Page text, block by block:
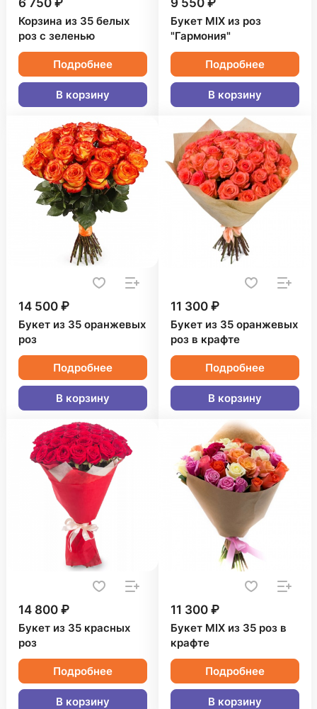
6 750 ₽
Корзина из 35 белых
роз с зеленью
Подробнее
В корзину
9 550 ₽
Букет MIX из роз
"Гармония"
Подробнее
В корзину
14 500 ₽
Букет из 35 оранжевых
роз
Подробнее
В корзину
11 300 ₽
Букет из 35 оранжевых
роз в крафте
Подробнее
В корзину
14 800 ₽
Букет из 35 красных
роз
Подробнее
В корзину
11 300 ₽
Букет MIX из 35 роз в
крафте
Подробнее
В корзину